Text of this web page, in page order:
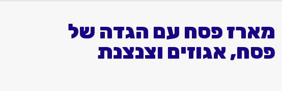
מארז פסח עם הגדה של
פסח, אגוזים וצנצנת